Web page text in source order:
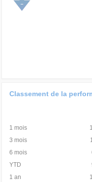
Classement de la
1 mois
3 mois
6 mois
YTD
1 an